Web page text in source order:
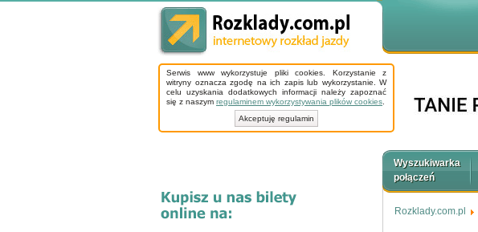
Serwis www wykorzystuje pliki cookies. Korzystanie z
witryny oznacza zgodę na ich zapis lub wykorzystanie. W
celu uzyskania dodatkowych informacji należy zapoznać
się z naszym regulaminem wykorzystywania plików cookies
Akceptuję regulamin
Wyszukiwarka
połączeń
Rozklady.com.pl